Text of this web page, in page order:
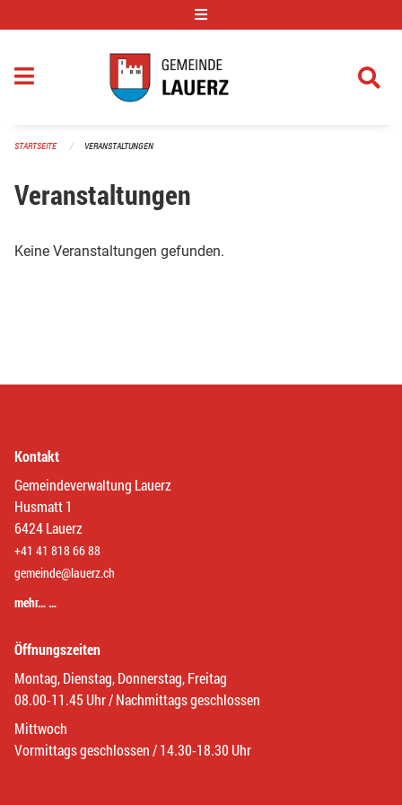
STARTSEITE VERANSTALTUNGEN
Veranstaltungen
Keine Veranstaltungen gefunden.
Kontakt
Gemeindeverwaltung Lauerz
Husmatt 1
6424 Lauerz
+41 41 818 66 88
gemeinde@lauerz.ch
mehr… …
Öffnungszeiten
Montag, Dienstag, Donnerstag, Freitag
08.00-11.45 Uhr / Nachmittags geschlossen
Mittwoch
Vormittags geschlossen / 14.30-18.30 Uhr